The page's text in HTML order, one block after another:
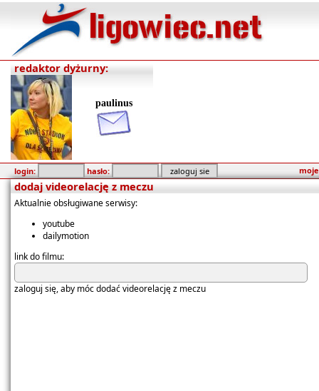
redaktor dyżurny:
paulinus
login: hasło:
dodaj videorelację z meczu
Aktualnie obsługiwane serwisy:
youtube
dailymotion
link do filmu:
zaloguj się, aby móc dodać videorelację z meczu